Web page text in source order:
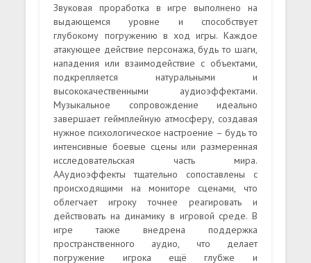
Звуковая проработка в игре выполнено на
выдающемся уровне и способствует
глубокому погружению в ход игры. Каждое
атакующее действие персонажа, будь то шаги,
нападения или взаимодействие с объектами,
подкрепляется натуральными и
высококачественными аудиоэффектами.
Музыкальное сопровождение идеально
завершает геймплейную атмосферу, создавая
нужное психологическое настроение – будь то
интенсивные боевые сцены или размеренная
исследовательская часть мира.
ААудиоэффекты тщательно сопоставлены с
происходящими на мониторе сценами, что
облегчает игроку точнее реагировать и
действовать на динамику в игровой среде. В
игре также внедрена поддержка
пространственного аудио, что делает
погружение игрока ещё глубже и